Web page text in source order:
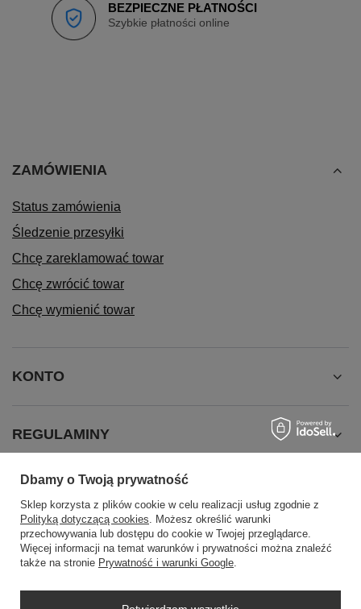
BEZPIECZNE PŁATNOŚCI
Szybkie płatności online
ZAMÓWIENIA
Status zamówienia
Śledzenie przesyłki
Chcę zareklamować towar
Chcę zwrócić towar
Chcę wymienić towar
KONTO
REGULAMINY
Dbamy o Twoją prywatność
Sklep korzysta z plików cookie w celu realizacji usług zgodnie z
Polityką dotyczącą cookies. Możesz określić warunki
przechowywania lub dostępu do cookie w Twojej przeglądarce.
Więcej informacji na temat warunków i prywatności można znaleźć
także na stronie Prywatność i warunki Google.